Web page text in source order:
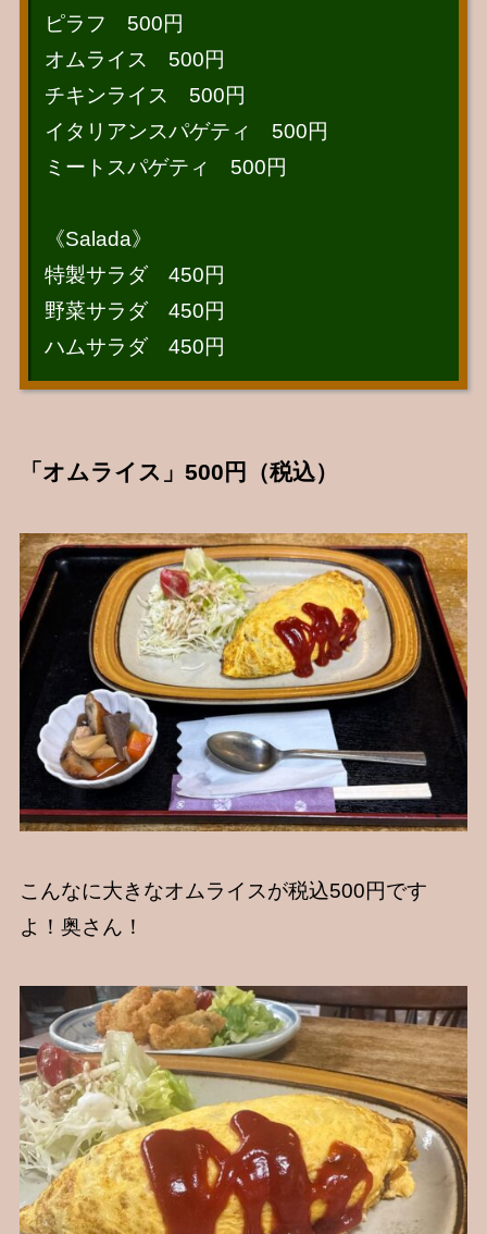
ピラフ 500円
オムライス 500円
チキンライス 500円
イタリアンスパゲティ 500円
ミートスパゲティ 500円
《Salada》
特製サラダ 450円
野菜サラダ 450円
ハムサラダ 450円
「オムライス」500円（税込）
こんなに大きなオムライスが税込500円です
よ！奥さん！